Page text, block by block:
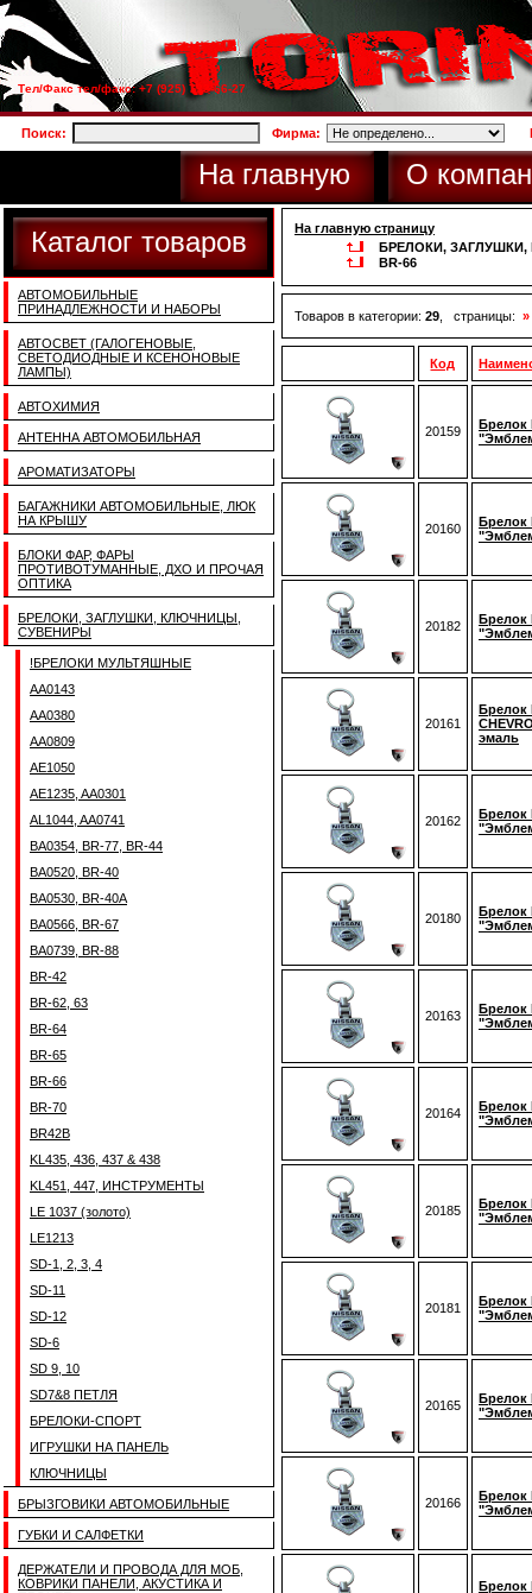
Тел/Факс тел/факс: +7 (925) 733-66-27
Поиск: Фирма:
На главную О
Каталог товаров
АВТОМОБИЛЬНЫЕ
ПРИНАДЛЕЖНОСТИ И НАБОРЫ
АВТОСВЕТ (ГАЛОГЕНОВЫЕ,
СВЕТОДИОДНЫЕ И КСЕНОНОВЫЕ
ЛАМПЫ)
АВТОХИМИЯ
АНТЕННА АВТОМОБИЛЬНАЯ
АРОМАТИЗАТОРЫ
БАГАЖНИКИ АВТОМОБИЛЬНЫЕ, ЛЮК
НА КРЫШУ
БЛОКИ ФАР, ФАРЫ
ПРОТИВОТУМАННЫЕ, ДХО И ПРОЧАЯ
ОПТИКА
БРЕЛОКИ, ЗАГЛУШКИ, КЛЮЧНИЦЫ,
СУВЕНИРЫ
!БРЕЛОКИ МУЛЬТЯШНЫЕ
AA0143
AA0380
AA0809
AE1050
AE1235, AA0301
AL1044, AA0741
BA0354, BR-77, BR-44
BA0520, BR-40
BA0530, BR-40A
BA0566, BR-67
BA0739, BR-88
BR-42
BR-62, 63
BR-64
BR-65
BR-66
BR-70
BR42B
KL435, 436, 437 & 438
KL451, 447, ИНСТРУМЕНТЫ
LE 1037 (золото)
LE1213
SD-1, 2, 3, 4
SD-11
SD-12
SD-6
SD 9, 10
SD7&8 ПЕТЛЯ
БРЕЛОКИ-СПОРТ
ИГРУШКИ НА ПАНЕЛЬ
КЛЮЧНИЦЫ
БРЫЗГОВИКИ АВТОМОБИЛЬНЫЕ
ГУБКИ И САЛФЕТКИ
ДЕРЖАТЕЛИ И ПРОВОДА ДЛЯ МОБ,
КОВРИКИ ПАНЕЛИ, АКУСТИКА И
На главную страницу
БРЕЛОКИ,
BR-66
Товаров в категории: 29 , страницы: »
Код
20159
Брелок
20160
Брелок
20182
Брелок
20161
Брелок
эмаль
20162
Брелок
20180
Брелок
20163
Брелок
20164
Брелок
20185
Брелок
20181
Брелок
20165
Брелок
20166
Брелок
Брелок